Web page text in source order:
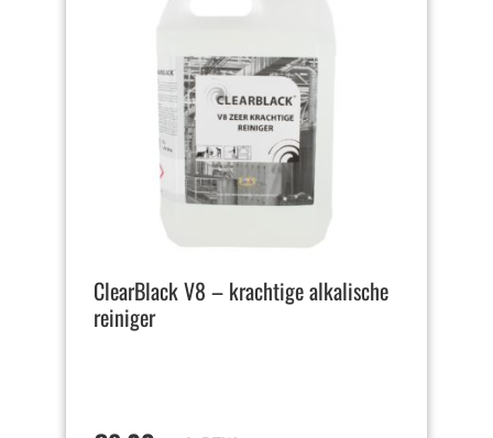
ClearBlack V8 – krachtige alkalische
reiniger